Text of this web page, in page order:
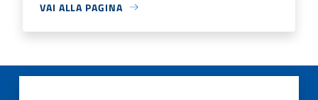
VAI ALLA PAGINA